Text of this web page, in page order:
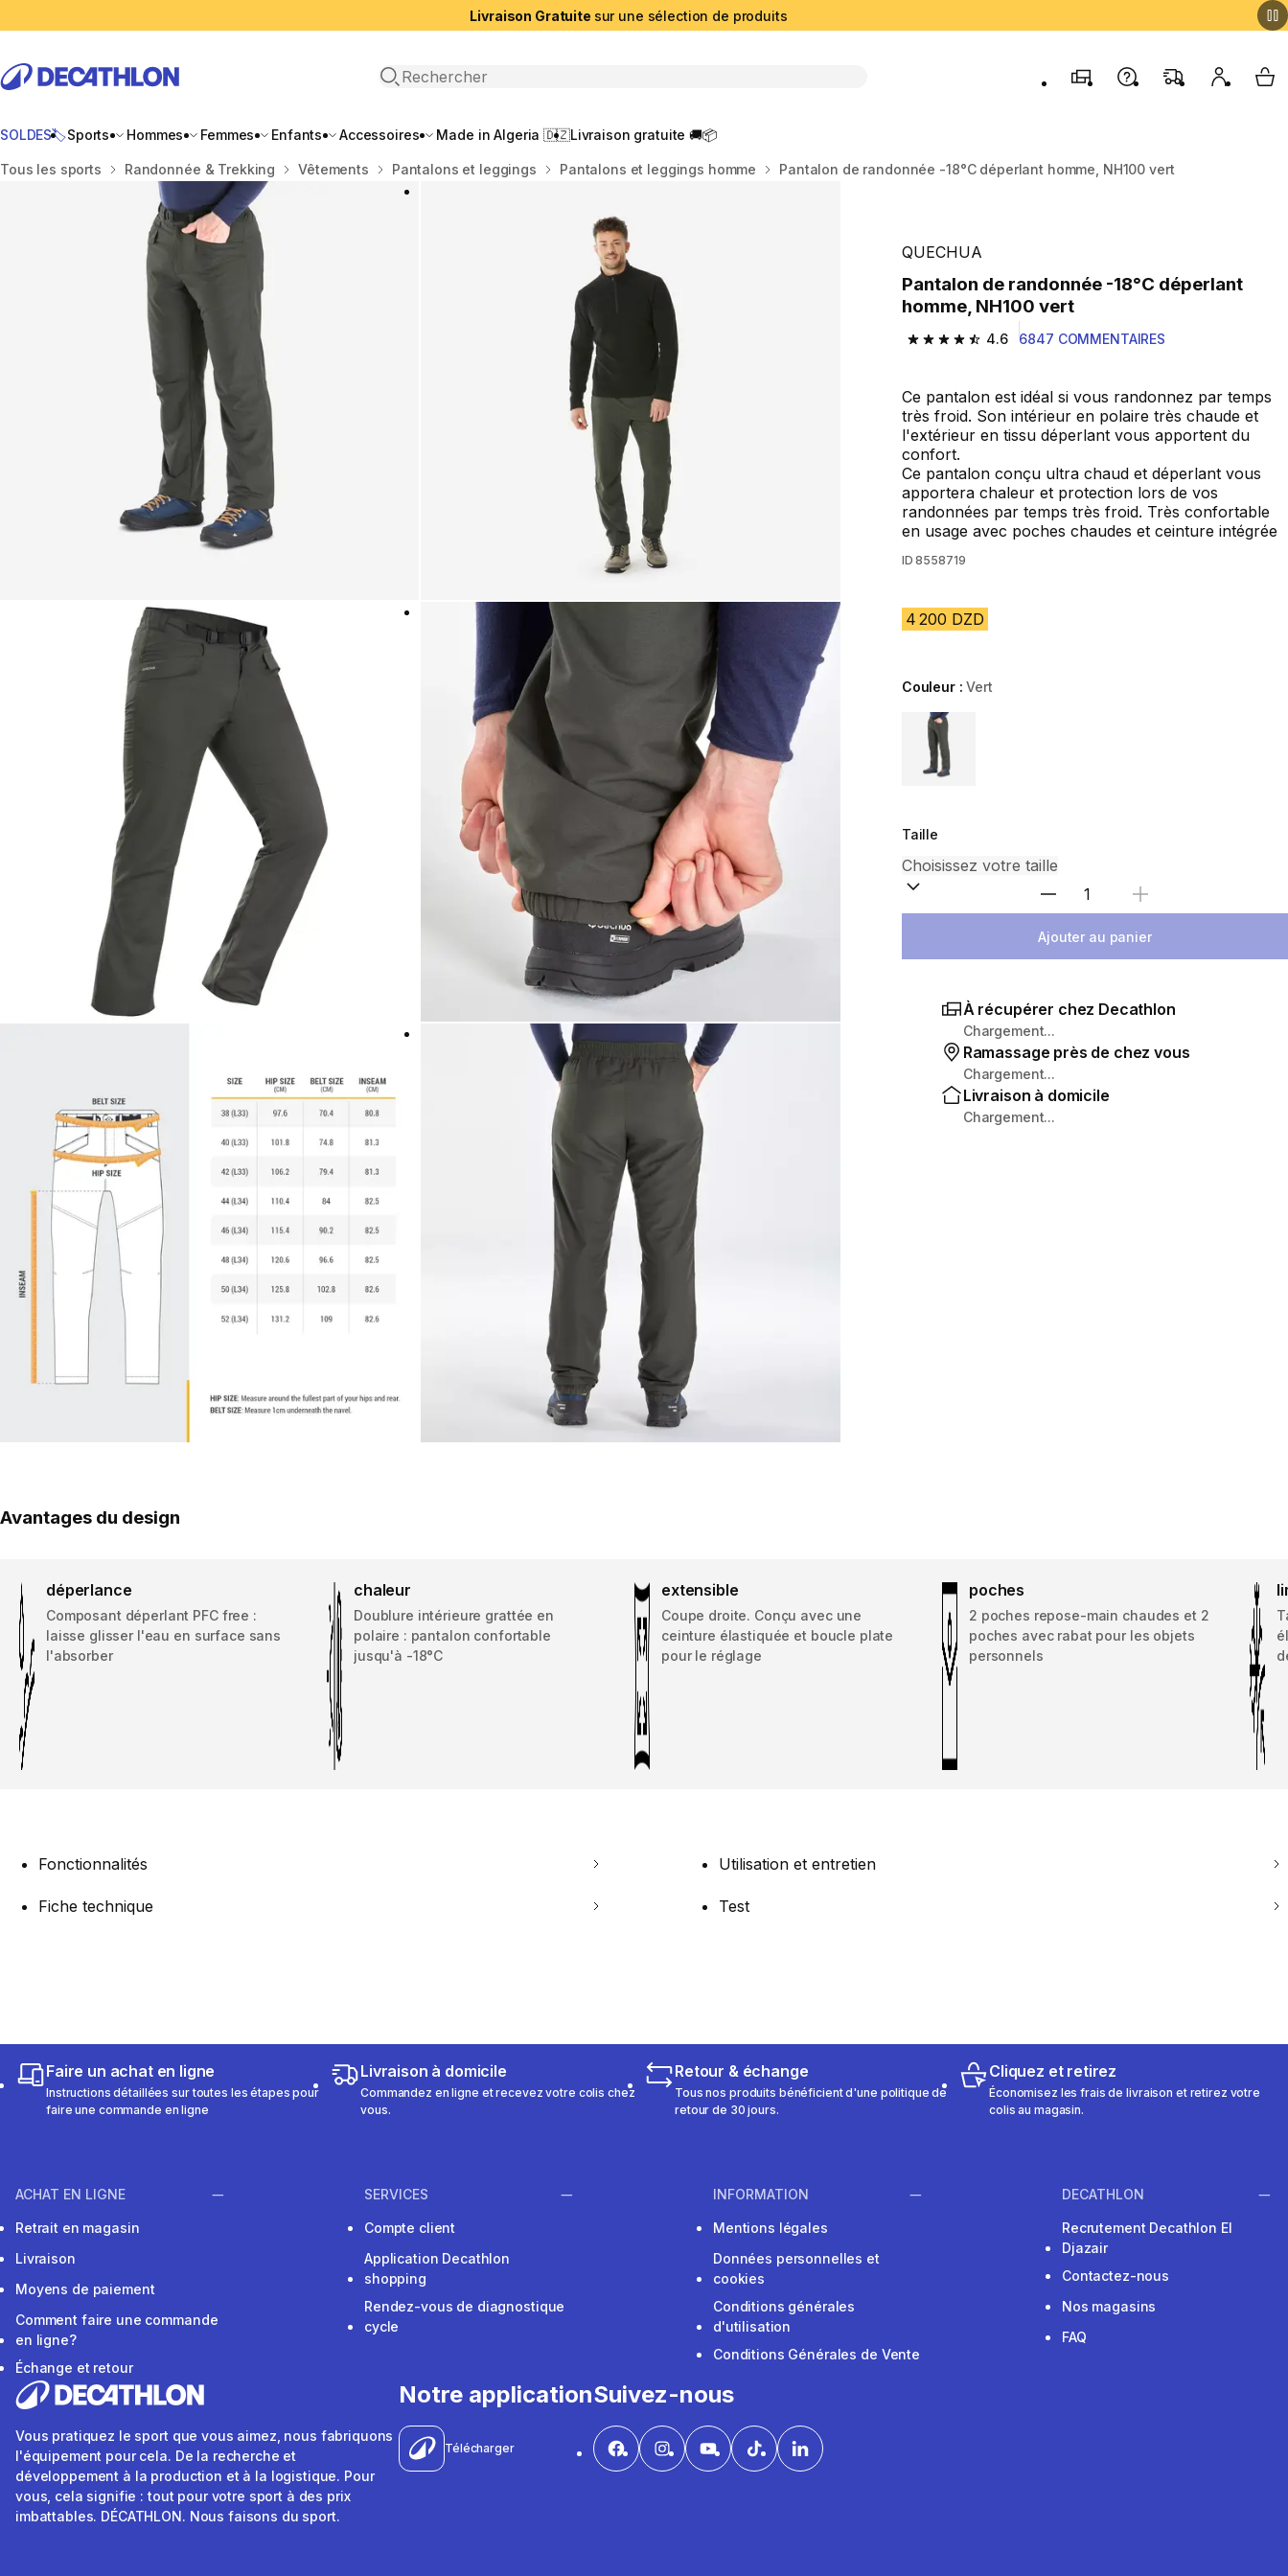
Livraison Gratuite sur une sélection de produits
Recherche ouverte
MagasinsContactez-nous
FAQ Mon My
SOLDES🏷️Sports Hommes Femmes Enfants Accessoires Made in Algeria 🇩🇿Livraison gratuite 🚚📦
Accueil
Tous les sports Randonnée & Trekking Vêtements Pantalons et leggings Pantalons et leggings homme Pantalon de randonnée -18°C déperlant homme, NH100 vert
QUECHUA
Pantalon de randonnée -18°C déperlant
homme, NH100 vert
4.6
4.6 out of 5 stars from 6847 reviews
6847 COMMENTAIRES
Ce pantalon est idéal si vous randonnez par temps
très froid. Son intérieur en polaire très chaude et
l'extérieur en tissu déperlant vous apportent du
confort.
Ce pantalon conçu ultra chaud et déperlant vous
apportera chaleur et protection lors de vos
randonnées par temps très froid. Très confortable
en usage avec poches chaudes et ceinture intégrée
ID 8558719
4 200 DZD
Couleur :Vert
Choose a variant
Taille
Sélectionnez la quantité
Ajouter au panier
À récupérer chez Decathlon
Chargement...
Ramassage près de chez vous
Chargement...
Livraison à domicile
Chargement...
Avantages du design
déperlance
Composant déperlant PFC free :
laisse glisser l'eau en surface sans
l'absorber
chaleur
Doublure intérieure grattée en
polaire : pantalon confortable
jusqu'à -18°C
extensible
Coupe droite. Conçu avec une
ceinture élastiquée et boucle plate
pour le réglage
poches
2 poches repose-main chaudes et 2
poches avec rabat pour les objets
personnels
Fonctionnalités Utilisation et entretien
Fiche technique Test
Faire un achat en ligne
Instructions détaillées sur toutes les étapes pour
faire une commande en ligne
Livraison à domicile
Commandez en ligne et recevez votre colis chez
vous.
Retour & échange
Tous nos produits bénéficient d'une politique de
retour de 30 jours.
Cliquez et retirez
Économisez les frais de livraison et retirez votre
colis au magasin.
ACHAT EN LIGNE
Retrait en magasin
Livraison
Moyens de paiement
Comment faire une commande
en ligne?
Échange et retour
SERVICES
Compte client
Application Decathlon
shopping
Rendez-vous de diagnostique
cycle
INFORMATION
Mentions légales
Données personnelles et
cookies
Conditions générales
d'utilisation
Conditions Générales de Vente
DECATHLON
Recrutement Decathlon El
Djazair
Contactez-nous
Nos magasins
FAQ
Vous pratiquez le sport que vous aimez, nous fabriquons
l'équipement pour cela. De la recherche et
développement à la production et à la logistique. Pour
vous, cela signifie : tout pour votre sport à des prix
imbattables. DÉCATHLON. Nous faisons du sport.
Notre application
Télécharger
Suivez-nous